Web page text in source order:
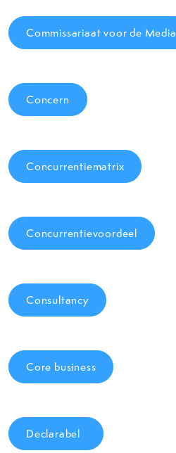
Commissariaat voor de Media
Concern
Concurrentiematrix
Concurrentievoordeel
Consultancy
Core business
Declarabel